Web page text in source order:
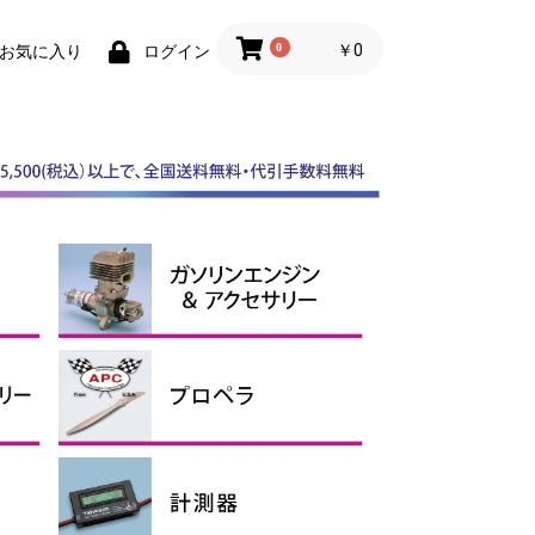
お気に入り ログイン 0 ￥0
スケールスピンナー
ABスピンナー
その他スピンナー
電動用アルミスピンナー
ガソリンエンジン
マフラー
ガソリンアクセサリー、オイ
ル
APCプロペラ
その他プロペラ